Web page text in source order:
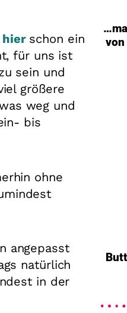
hier schon ein
für uns ist
sein und
größere
weg und
bis
ohne
angepasst
natürlich
in der